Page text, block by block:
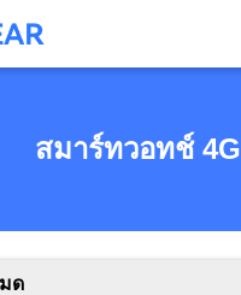
สมาร์ทวอทช์ 4G
ด